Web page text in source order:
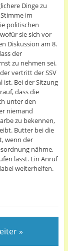
Dinge zu
im
politischen
sie sich vor
Diskussion am 8.
der
zu nehmen sei.
vertritt der SSV
ist. Bei der Sitzung
dass die
unter den
niemand
zu bekennen,
Butter bei die
wenn der
nähme,
lässt. Ein Anruf
weiterhelfen.
»